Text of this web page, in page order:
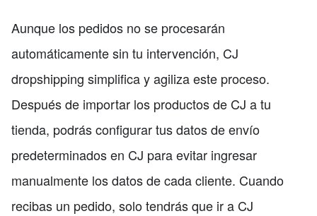
Aunque los pedidos no se procesarán
automáticamente sin tu intervención, CJ
dropshipping simplifica y agiliza este proceso.
Después de importar los productos de CJ a tu
tienda, podrás configurar tus datos de envío
predeterminados en CJ para evitar ingresar
manualmente los datos de cada cliente. Cuando
recibas un pedido, solo tendrás que ir a CJ